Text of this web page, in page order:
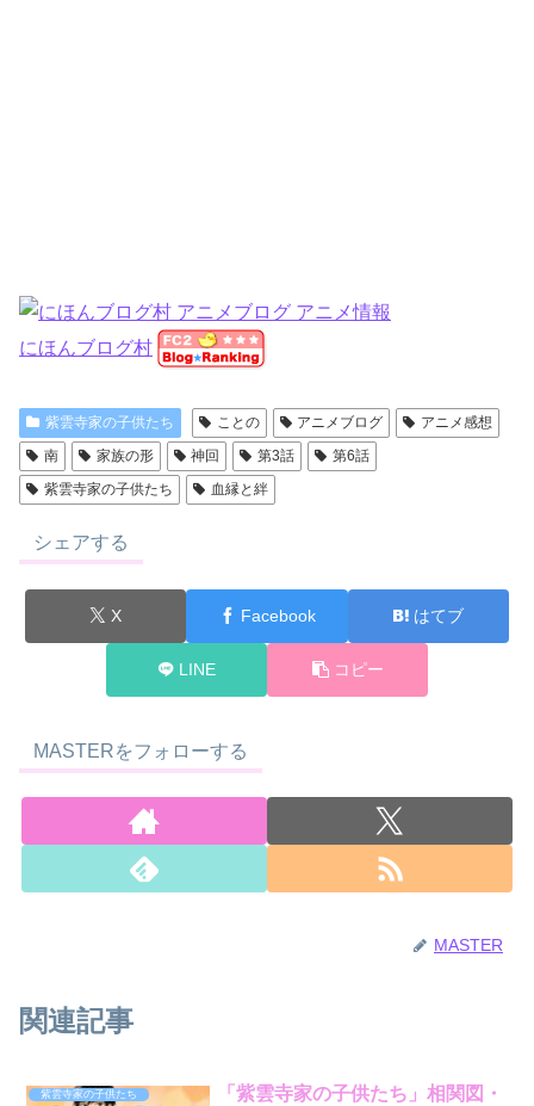
にほんブログ村
紫雲寺家の子供たち ことの アニメブログ
アニメ感想
南
家族の形 神回 第3話
第6話
紫雲寺家の子供たち
血縁と絆
シェアする
X Facebook はてブ
LINE コピー
MASTERをフォローする
MASTER
関連記事
紫雲寺家の子供たち
「紫雲寺家の子供たち」相関図・